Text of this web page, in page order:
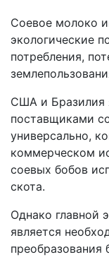
Соевое молоко
экологические
потребления,
США и Бразилия
поставщиками
универсально,
коммерческом
соевых бобов
скота.
Однако главной
является
преобразования